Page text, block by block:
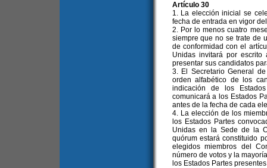
Artículo 30
1. La elección inicial se
fecha de entrada en vigor
2. Por lo menos cuatro
siempre que no se trate de
de conformidad con el
Unidas invitará por
presentar sus candidatos
3. El Secretario General
orden alfabético de los
indicación de los
comunicará a los Estados
antes de la fecha de cada
4. La elección de los
los Estados Partes
Unidas en la Sede de la
quórum estará constituido
elegidos miembros del
número de votos y la
los Estados Partes